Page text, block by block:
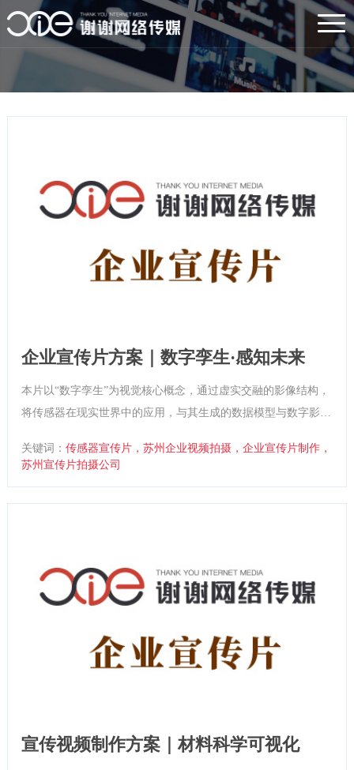
企业宣传片方案｜数字孪生·感知未来
本片以“数字孪生”为视觉核心概念，通过虚实交融的影像结构，
将传感器在现实世界中的应用，与其生成的数据模型与数字影像
融合，全面塑造企业作为智能感知领域的专业形象，强化“让每
关键词：传感器宣传片，苏州企业视频拍摄，企业宣传片制作，
苏州宣传片拍摄公司
宣传视频制作方案｜材料科学可视化